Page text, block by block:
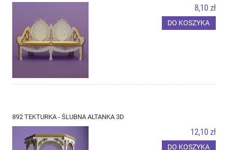
8,10 zł
DO KOSZYKA
892 TEKTURKA - ŚLUBNA ALTANKA 3D
12,10 zł
DO KOSZYKA